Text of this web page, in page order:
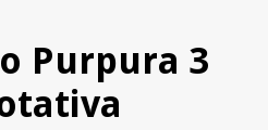
Purpura 3